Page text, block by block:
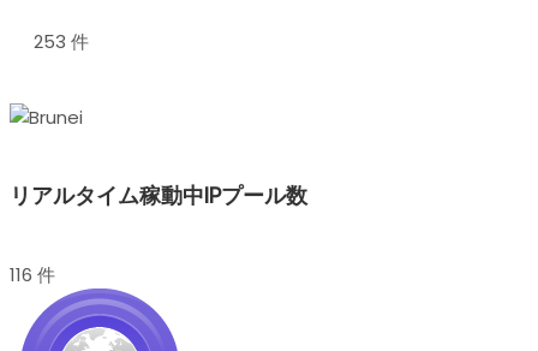
253 件
リアルタイム稼動中IPプール数
116 件